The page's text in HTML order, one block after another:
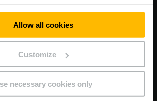
Allow all cookies
Customize
necessary cookies only
podmínky